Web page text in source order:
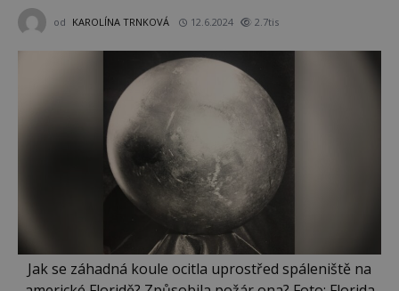
od KAROLÍNA TRNKOVÁ 12.6.2024 2.7tis
Jak se záhadná koule ocitla uprostřed spáleniště na